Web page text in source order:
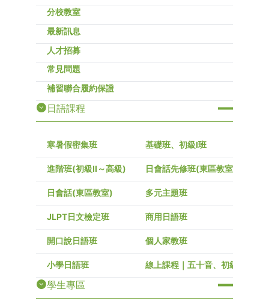
分校教室
最新訊息
人才招募
常見問題
補習聯合履約保證
日語課程
寒暑假密集班 基礎班、初級I班
進階班(初級Ⅱ～高級) 日會話先修班(東區教室)
日會話(東區教室) 多元主題班
JLPT日文檢定班 商用日語班
開口說日語班 個人家教班
小學日語班 線上課程｜五十音、初級～高級
學生專區